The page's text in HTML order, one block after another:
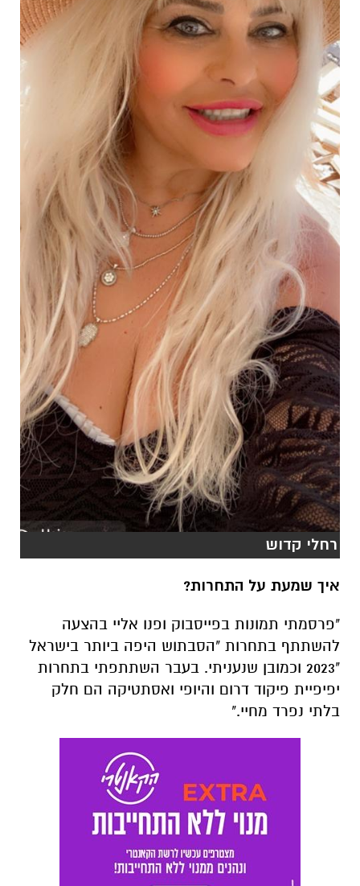
רחלי קדוש
איך שמעת על התחרות?
"פרסמתי תמונות בפייסבוק ופנו אליי בהצעה
להשתתף בתחרות "הסבתוש היפה ביותר בישראל
"2023 וכמובן שנעניתי. בעבר השתתפתי בתחרות
יפיפיית פיקוד דרום והיופי ואסתטיקה הם חלק
בלתי נפרד מחיי."